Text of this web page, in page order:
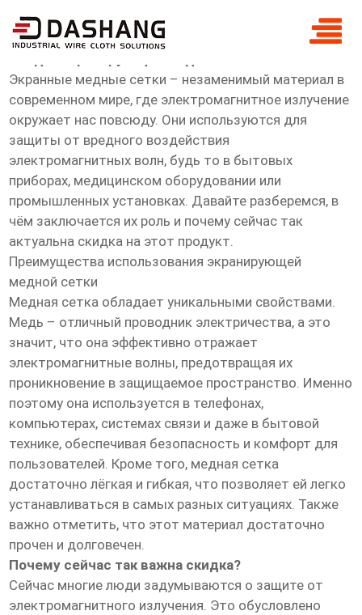
скидка экранирующая медная сетка
Экранные медные сетки – незаменимый материал в
современном мире, где электромагнитное излучение
окружает нас повсюду. Они используются для
защиты от вредного воздействия
электромагнитных волн, будь то в бытовых
приборах, медицинском оборудовании или
промышленных установках. Давайте разберемся, в
чём заключается их роль и почему сейчас так
актуальна скидка на этот продукт.
Преимущества использования экранирующей
медной сетки
Медная сетка обладает уникальными свойствами.
Медь – отличный проводник электричества, а это
значит, что она эффективно отражает
электромагнитные волны, предотвращая их
проникновение в защищаемое пространство. Именно
поэтому она используется в телефонах,
компьютерах, системах связи и даже в бытовой
технике, обеспечивая безопасность и комфорт для
пользователей. Кроме того, медная сетка
достаточно лёгкая и гибкая, что позволяет ей легко
устанавливаться в самых разных ситуациях. Также
важно отметить, что этот материал достаточно
прочен и долговечен.
Почему сейчас так важна скидка?
Сейчас многие люди задумываются о защите от
электромагнитного излучения. Это обусловлено